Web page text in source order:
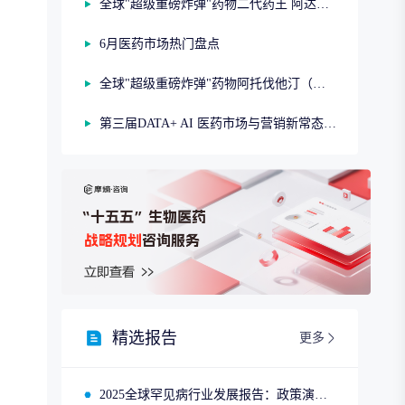
全球"超级重磅炸弹"药物二代药王 阿达木单抗（第二期）
6月医药市场热门盘点
全球"超级重磅炸弹"药物阿托伐他汀（第一期）
第三届DATA+ AI 医药市场与营销新常态研讨会
精选报告 更多
2025全球罕见病行业发展报告：政策演进、市场趋势与领先企业布局